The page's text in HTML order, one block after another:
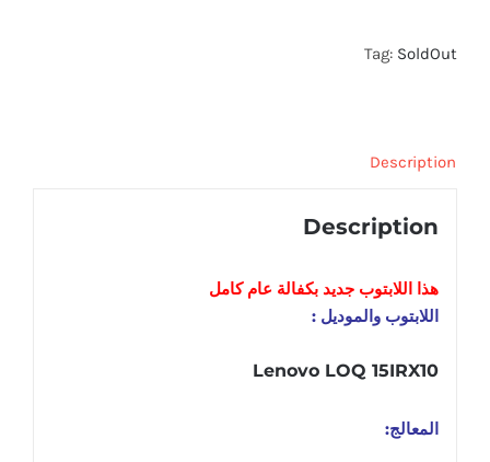
Tag: SoldOut
Description
Description
هذا اللابتوب جديد بكفالة عام كامل
اللابتوب والموديل :
Lenovo LOQ 15IRX10
المعالج: